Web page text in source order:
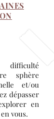
difficulté
sphère
et/ou
dépasser
en
vous.